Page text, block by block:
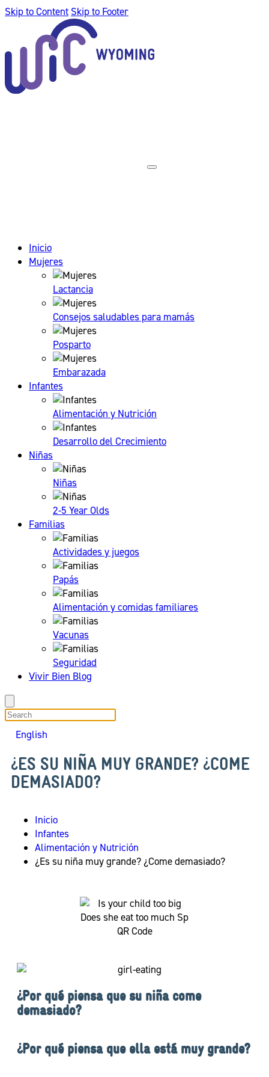
Skip to Content Skip to Footer
Inicio
Mujeres
Lactancia
Consejos saludables para mamás
Posparto
Embarazada
Infantes
Alimentación y Nutrición
Desarrollo del Crecimiento
Niñas
Niñas
2-5 Year Olds
Familias
Actividades y juegos
Papás
Alimentación y comidas familiares
Vacunas
Seguridad
Vivir Bien Blog
search
English
¿ES SU NIÑA MUY GRANDE? ¿COME
DEMASIADO?
Inicio
Infantes
Alimentación y Nutrición
¿Es su niña muy grande? ¿Come demasiado?
¿Por qué piensa que su niña come
demasiado?
¿Por qué piensa que ella está muy grande?